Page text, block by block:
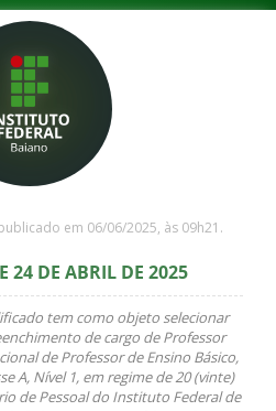
em 06/06/2025, às 09h21.
24 DE ABRIL DE 2025
tem como objeto selecionar
de cargo de Professor
de Professor de Ensino Básico,
A, Nível 1, em regime de 20 (vinte)
de Pessoal do Instituto Federal de